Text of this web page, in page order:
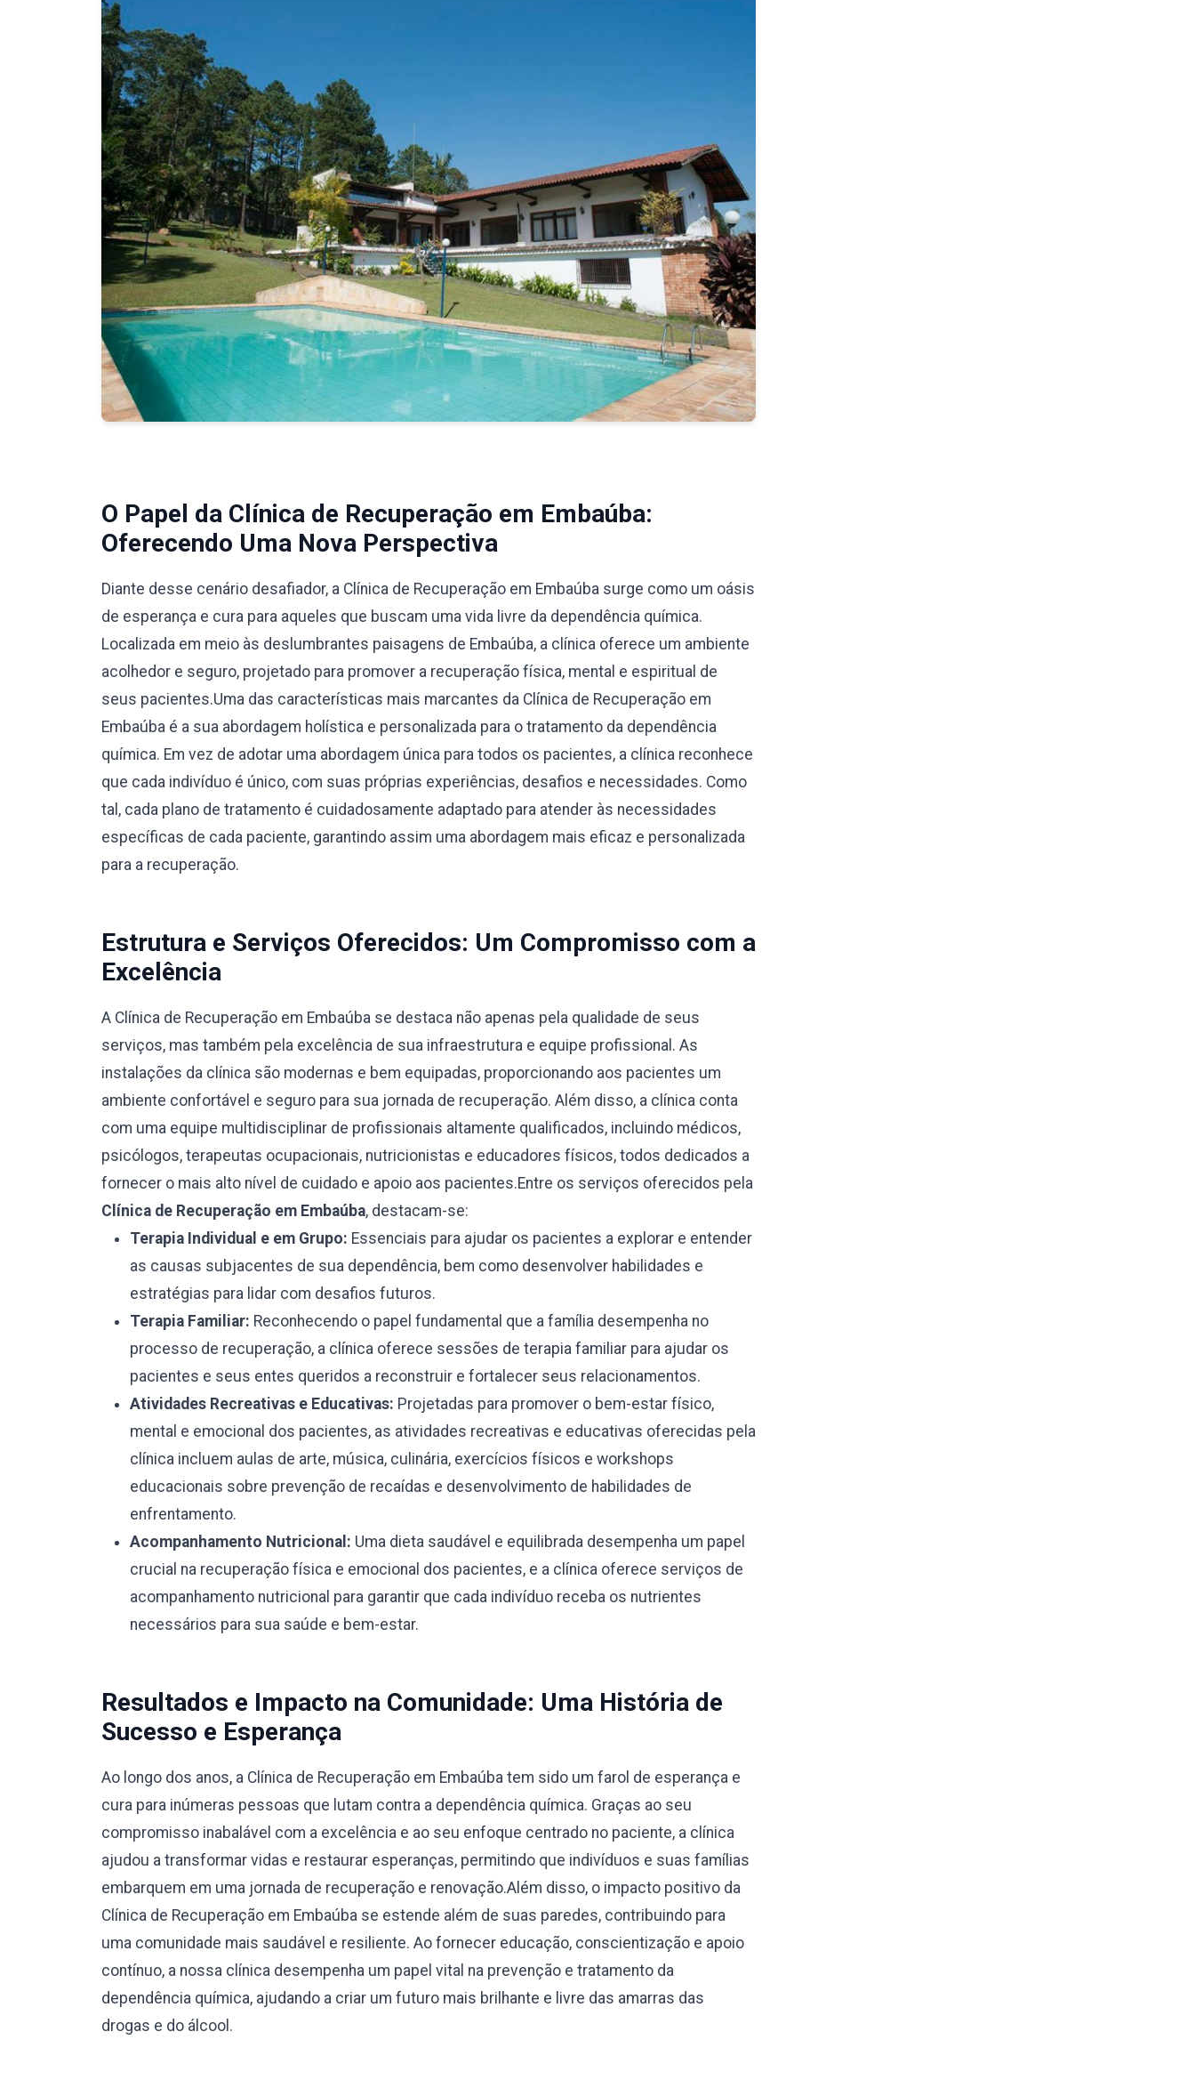
O Papel da Clínica de Recuperação em Embaúba:
Oferecendo Uma Nova Perspectiva
Diante desse cenário desafiador, a Clínica de Recuperação em Embaúba surge como um oásis
de esperança e cura para aqueles que buscam uma vida livre da dependência química.
Localizada em meio às deslumbrantes paisagens de Embaúba, a clínica oferece um ambiente
acolhedor e seguro, projetado para promover a recuperação física, mental e espiritual de
seus pacientes.Uma das características mais marcantes da Clínica de Recuperação em
Embaúba é a sua abordagem holística e personalizada para o tratamento da dependência
química. Em vez de adotar uma abordagem única para todos os pacientes, a clínica reconhece
que cada indivíduo é único, com suas próprias experiências, desafios e necessidades. Como
tal, cada plano de tratamento é cuidadosamente adaptado para atender às necessidades
específicas de cada paciente, garantindo assim uma abordagem mais eficaz e personalizada
para a recuperação.
Estrutura e Serviços Oferecidos: Um Compromisso com a
Excelência
A Clínica de Recuperação em Embaúba se destaca não apenas pela qualidade de seus
serviços, mas também pela excelência de sua infraestrutura e equipe profissional. As
instalações da clínica são modernas e bem equipadas, proporcionando aos pacientes um
ambiente confortável e seguro para sua jornada de recuperação. Além disso, a clínica conta
com uma equipe multidisciplinar de profissionais altamente qualificados, incluindo médicos,
psicólogos, terapeutas ocupacionais, nutricionistas e educadores físicos, todos dedicados a
fornecer o mais alto nível de cuidado e apoio aos pacientes.Entre os serviços oferecidos pela
Clínica de Recuperação em Embaúba, destacam-se:
Terapia Individual e em Grupo: Essenciais para ajudar os pacientes a explorar e entender
as causas subjacentes de sua dependência, bem como desenvolver habilidades e
estratégias para lidar com desafios futuros.
Terapia Familiar: Reconhecendo o papel fundamental que a família desempenha no
processo de recuperação, a clínica oferece sessões de terapia familiar para ajudar os
pacientes e seus entes queridos a reconstruir e fortalecer seus relacionamentos.
Atividades Recreativas e Educativas: Projetadas para promover o bem-estar físico,
mental e emocional dos pacientes, as atividades recreativas e educativas oferecidas pela
clínica incluem aulas de arte, música, culinária, exercícios físicos e workshops
educacionais sobre prevenção de recaídas e desenvolvimento de habilidades de
enfrentamento.
Acompanhamento Nutricional: Uma dieta saudável e equilibrada desempenha um papel
crucial na recuperação física e emocional dos pacientes, e a clínica oferece serviços de
acompanhamento nutricional para garantir que cada indivíduo receba os nutrientes
necessários para sua saúde e bem-estar.
Resultados e Impacto na Comunidade: Uma História de
Sucesso e Esperança
Ao longo dos anos, a Clínica de Recuperação em Embaúba tem sido um farol de esperança e
cura para inúmeras pessoas que lutam contra a dependência química. Graças ao seu
compromisso inabalável com a excelência e ao seu enfoque centrado no paciente, a clínica
ajudou a transformar vidas e restaurar esperanças, permitindo que indivíduos e suas famílias
embarquem em uma jornada de recuperação e renovação.Além disso, o impacto positivo da
Clínica de Recuperação em Embaúba se estende além de suas paredes, contribuindo para
uma comunidade mais saudável e resiliente. Ao fornecer educação, conscientização e apoio
contínuo, a nossa clínica desempenha um papel vital na prevenção e tratamento da
dependência química, ajudando a criar um futuro mais brilhante e livre das amarras das
drogas e do álcool.